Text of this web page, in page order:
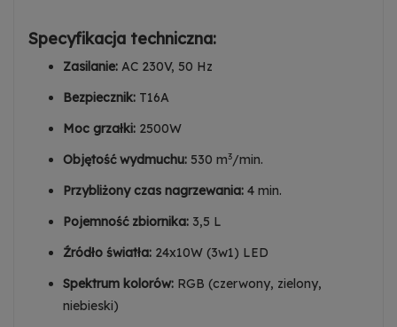
Specyfikacja techniczna:
Zasilanie: AC 230V, 50 Hz
Bezpiecznik: T16A
Moc grzałki: 2500W
Objętość wydmuchu: 530 m3/min.
Przybliżony czas nagrzewania: 4 min.
Pojemność zbiornika: 3,5 L
Źródło światła: 24x10W (3w1) LED
Spektrum kolorów: RGB (czerwony, zielony,
niebieski)